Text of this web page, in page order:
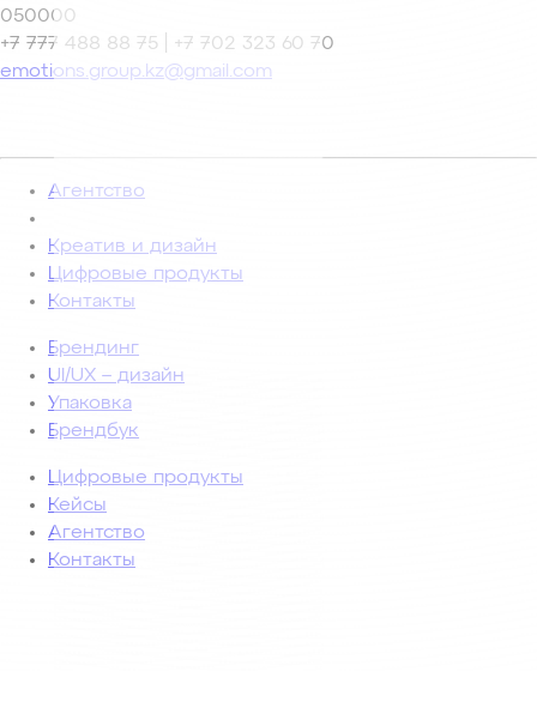
050000
+7 777 488 88 75 | +7 702 323 60 70
emotions.group.kz@gmail.com
Агентство
Креатив и дизайн
Цифровые продукты
Контакты
Брендинг
UI/UX – дизайн
Упаковка
Брендбук
Цифровые продукты
Кейсы
Агентство
Контакты